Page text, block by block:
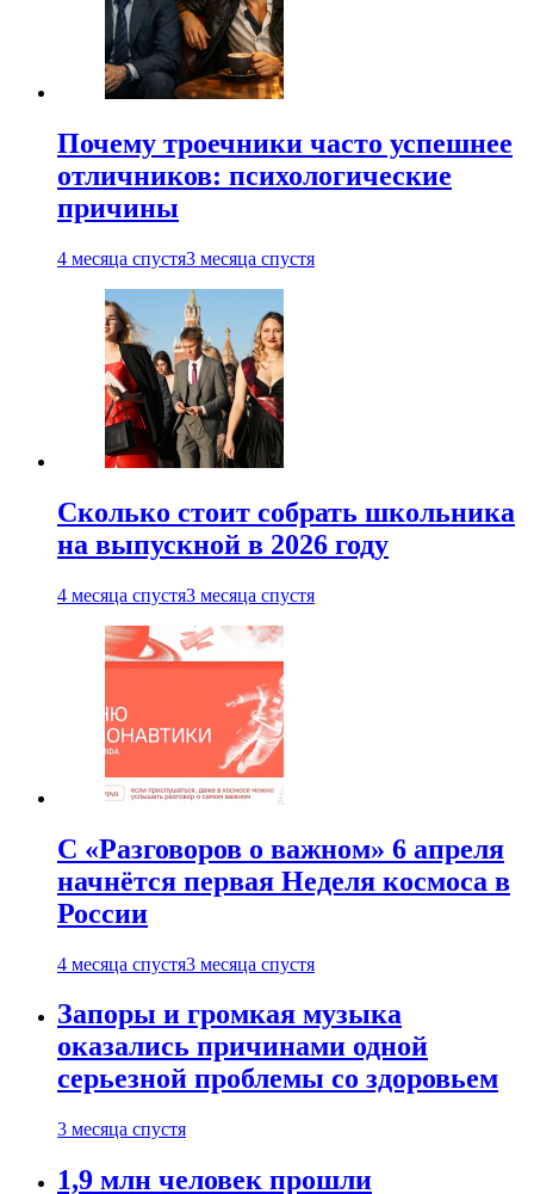
Почему троечники часто успешнее
отличников: психологические
причины
4 месяца спустя3 месяца спустя
Сколько стоит собрать школьника
на выпускной в 2026 году
4 месяца спустя3 месяца спустя
С «Разговоров о важном» 6 апреля
начнётся первая Неделя космоса в
России
4 месяца спустя3 месяца спустя
Запоры и громкая музыка
оказались причинами одной
серьезной проблемы со здоровьем
3 месяца спустя
1,9 млн человек прошли